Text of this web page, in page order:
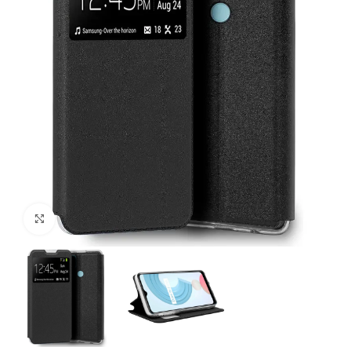
Click to enlarge